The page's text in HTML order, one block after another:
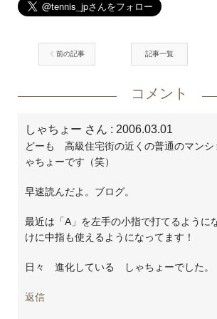
前の記事 記事一覧
コメント
しゃちょー さん : 2006.03.01
どーも 高級住宅街の近くの普通のマンシ
ゃちょーです（笑）
早速読んだよ。ブログ。
最近は「A」を左手の小指で打てるように
けに中指も使えるようになってます！
日々 進化している しゃちょーでした。
返信